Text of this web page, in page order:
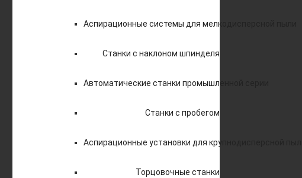
Аспирационные системы для мелкодисперсной пыли
Станки с наклоном шпинделя
Автоматические станки промышленной серии
Станки с пробегом
Аспирационные установки для крупнодисперсной пыли
Торцовочные станки